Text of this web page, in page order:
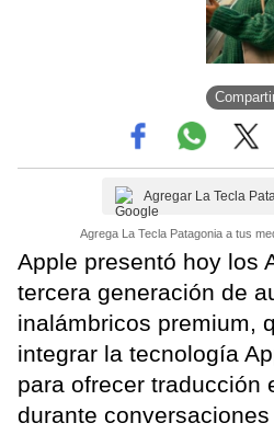
Agregar La Tecla
Agrega La Tecla Patagonia a tus
Apple presentó hoy los
tercera generación de
inalámbricos premium,
integrar la tecnología
para ofrecer traducción
durante